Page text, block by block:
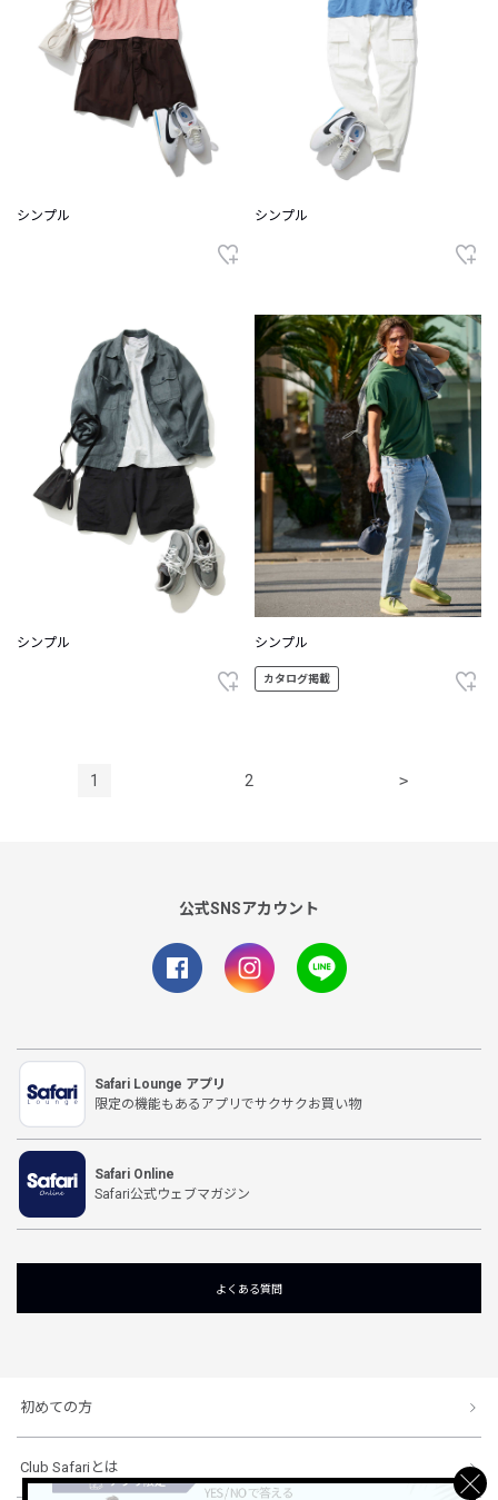
シンプル シンプル
シンプル シンプル
カタログ掲載
1 2 >
公式SNSアカウント
Safari Lounge アプリ
限定の機能もあるアプリでサクサクお買い物
Safari Online
Safari公式ウェブマガジン
よくある質問
初めての方
Club Safariとは